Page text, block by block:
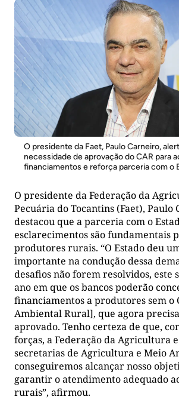
O presidente da Faet, Paulo Carneiro,
necessidade de aprovação do CAR para
financiamentos e reforça parceria com o
O presidente da Federação da
Pecuária do Tocantins (Faet), Paulo
destacou que a parceria com o
esclarecimentos são fundamentais
produtores rurais. “O Estado deu
importante na condução dessa
desafios não forem resolvidos, este
ano em que os bancos poderão
financiamentos a produtores sem o
Ambiental Rural], que agora
aprovado. Tenho certeza de que,
forças, a Federação da Agricultura
secretarias de Agricultura e Meio
conseguiremos alcançar nosso
garantir o atendimento adequado
rurais”, afirmou.